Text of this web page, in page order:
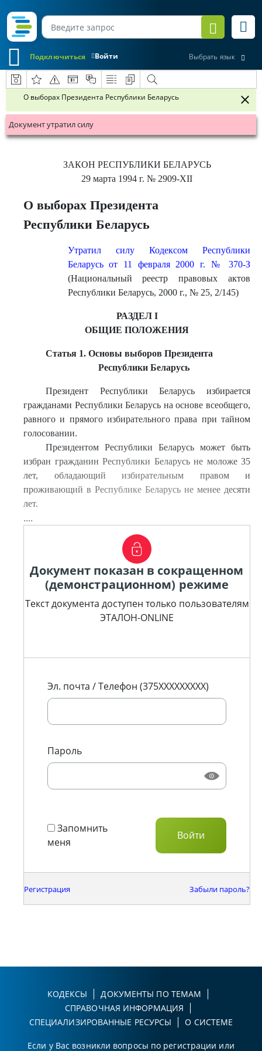
Войти
Подключиться Выбрать язык
О выборах Президента Республики Беларусь
Документ утратил силу
ЗАКОН РЕСПУБЛИКИ БЕЛАРУСЬ
29 марта 1994 г. № 2909-XII
О выборах Президента
Республики Беларусь
Утратил силу Кодексом Республики
Беларусь от 11 февраля 2000 г. № 370-З
(Национальный реестр правовых актов
Республики Беларусь, 2000 г., № 25, 2/145)
РАЗДЕЛ I
ОБЩИЕ ПОЛОЖЕНИЯ
Статья 1. Основы выборов Президента
Республики Беларусь
Президент Республики Беларусь избирается
гражданами Республики Беларусь на основе всеобщего,
равного и прямого избирательного права при тайном
голосовании.
Президентом Республики Беларусь может быть
избран гражданин Республики Беларусь не моложе 35
лет, обладающий избирательным правом и
проживающий в Республике Беларусь не менее десяти
лет.
....
Документ показан в сокращенном
(демонстрационном) режиме
Текст документа доступен только пользователям
ЭТАЛОН-ONLINE
Эл. почта / Телефон (375XXXXXXXXX)
Пароль
Запомнить
меня
Регистрация Забыли пароль?
КОДЕКСЫ
ДОКУМЕНТЫ ПО ТЕМАМ
СПРАВОЧНАЯ ИНФОРМАЦИЯ
СПЕЦИАЛИЗИРОВАННЫЕ РЕСУРСЫ
О СИСТЕМЕ
Если у Вас возникли вопросы по регистрации или